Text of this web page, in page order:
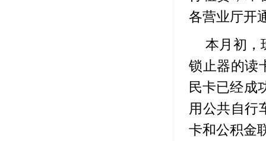
各营业厅开
本月初，
锁止器的读
民卡已经成
用公共自行
卡和公积金